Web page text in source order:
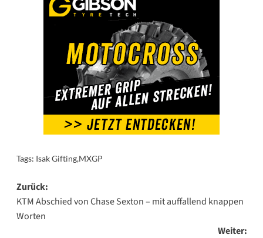
Tags: Isak Gifting,MXGP
Beitragsnavigation
Zurück:
KTM Abschied von Chase Sexton – mit auffallend knappen
Worten
Weiter: